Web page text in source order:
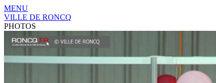
MENU
VILLE DE RONCQ
PHOTOS